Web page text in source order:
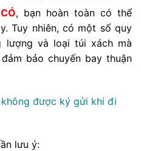
CÓ, bạn hoàn toàn có thể
Tuy nhiên, có một số quy
lượng và loại túi xách mà
bảo chuyến bay thuận
được ký gửi khi đi
lưu ý: